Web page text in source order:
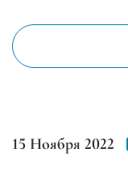
15 Ноября 2022